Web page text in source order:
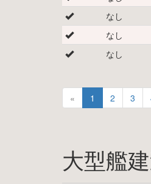
なし
なし
なし
« 1 2 3
大型艦